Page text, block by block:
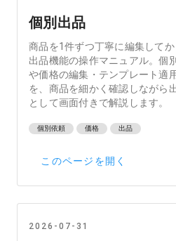
個別出品
商品を1件ずつ丁寧に編集して
出品機能の操作マニュアル。個
や価格の編集・テンプレート適
を、商品を細かく確認しながら
として画面付きで解説します。
個別依頼 価格 出品
このページを開く
2026-07-31